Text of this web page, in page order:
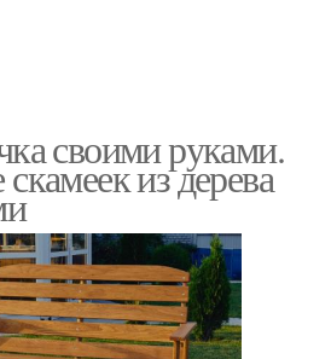
своими руками.
из дерева